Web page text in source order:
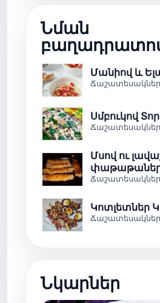
Նման
Մանիով և
Ճաշատեսակներ
Սմբուկով
Ճաշատեսակներ
Մսով ու
Ճաշատեսակներ
Կոտլետներ
Ճաշատեսակներ
Նկարներ